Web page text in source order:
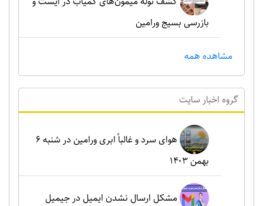
بازرسی بسیج ورامین
مشاهده همه
گروه اخبار سايت
هوای سرد و غالباً ابری ورامین در شنبه ۶
بهمن ۱۴۰۳
مشکل ارسال نشدن ایمیل در جیمیل